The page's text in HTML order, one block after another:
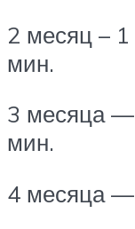
2 месяц –
мин.
3 месяца
мин.
4 месяца